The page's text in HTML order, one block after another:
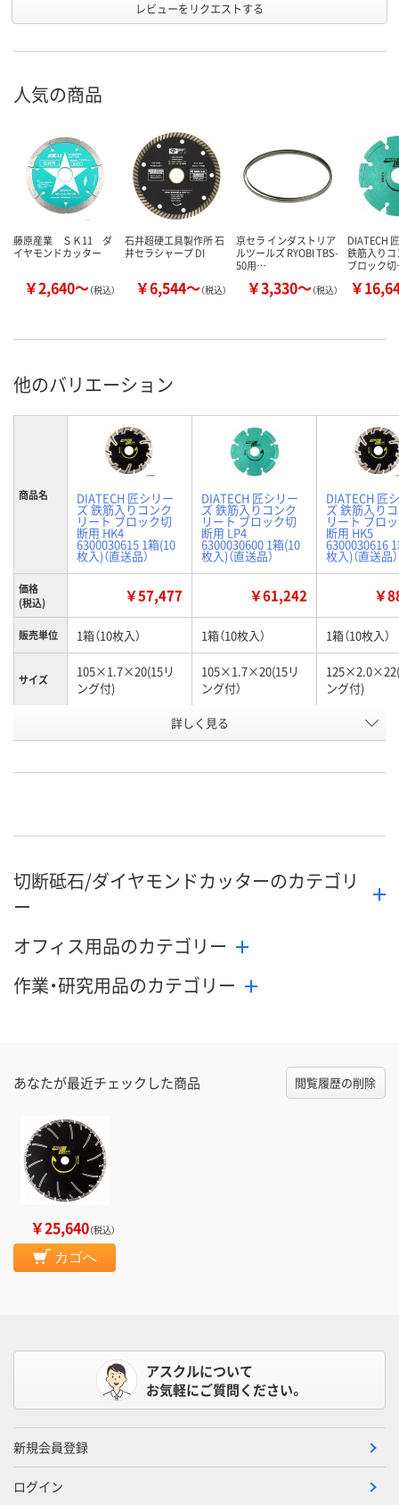
レビューをリクエストする
人気の商品
藤原産業 ＳＫ11 ダ
イヤモンドカッター
￥2,640～（税込）
石井超硬工具製作所 石
井セラシャープ DI
￥6,544～（税込）
京セラ インダストリア
ルツールズ RYOBI TBS-
50用…
￥3,330～（税込）
DIATECH
鉄筋入り
ブロック
￥
他のバリエーション
商品名 DIATECH 匠シリー
ズ 鉄筋入りコンク
リート ブロック切
断用 HK4
6300030615 1箱(10
枚入)（直送品）
DIATECH 匠シリー
ズ 鉄筋入りコンク
リート ブロック切
断用 LP4
6300030600 1箱(10
枚入)（直送品）
DIATECH 匠
ズ 鉄筋入り
リート ブロ
断用 HK5
6300030616
枚入)（直送品）
価格
(税込)
￥57,477 ￥61,242 ￥
販売単位 1箱（10枚入） 1箱（10枚入） 1箱（10枚入）
サイズ
105×1.7×20(15リ
ング付)
105×1.7×20(15リ
ング付）
ング付)
LP4
号
お届け日 8月27日（木）まで 8月27日（木）まで 8月27日（木）
数量 数量 数量
詳しく見る
切断砥石/ダイヤモンドカッターのカテゴリ
ー
オフィス用品のカテゴリー
作業・研究用品のカテゴリー
あなたが最近チェックした商品 閲覧履歴の削除
￥25,640（税込）
カゴへ
アスクルについて
お気軽にご質問ください。
新規会員登録
ログイン